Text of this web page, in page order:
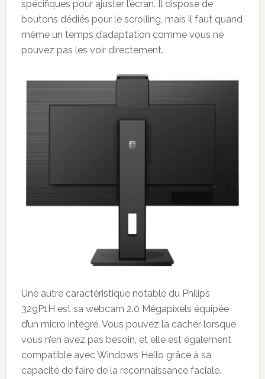
spécifiques pour ajuster l’écran. Il dispose de
boutons dédiés pour le scrolling, mais il faut quand
même un temps d’adaptation comme vous ne
pouvez pas les voir directement.
Une autre caractéristique notable du Philips
329P1H est sa webcam 2.0 Mégapixels équipée
d’un micro intégré. Vous pouvez la cacher lorsque
vous n’en avez pas besoin, et elle est également
compatible avec Windows Hello grâce à sa
capacité de faire de la reconnaissance faciale.